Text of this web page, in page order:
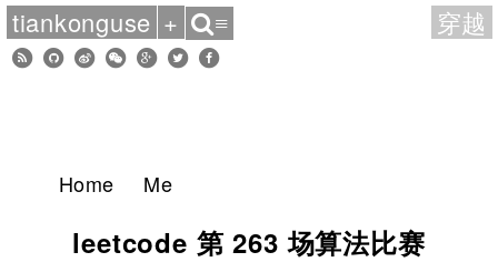
Home Me
leetcode 第 263 场算法比赛
tiankonguse + ≡ 穿越